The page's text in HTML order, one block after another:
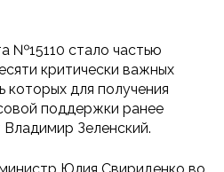
№15110 стало частью
критически важных
которых для получения
поддержки ранее
Зеленский.